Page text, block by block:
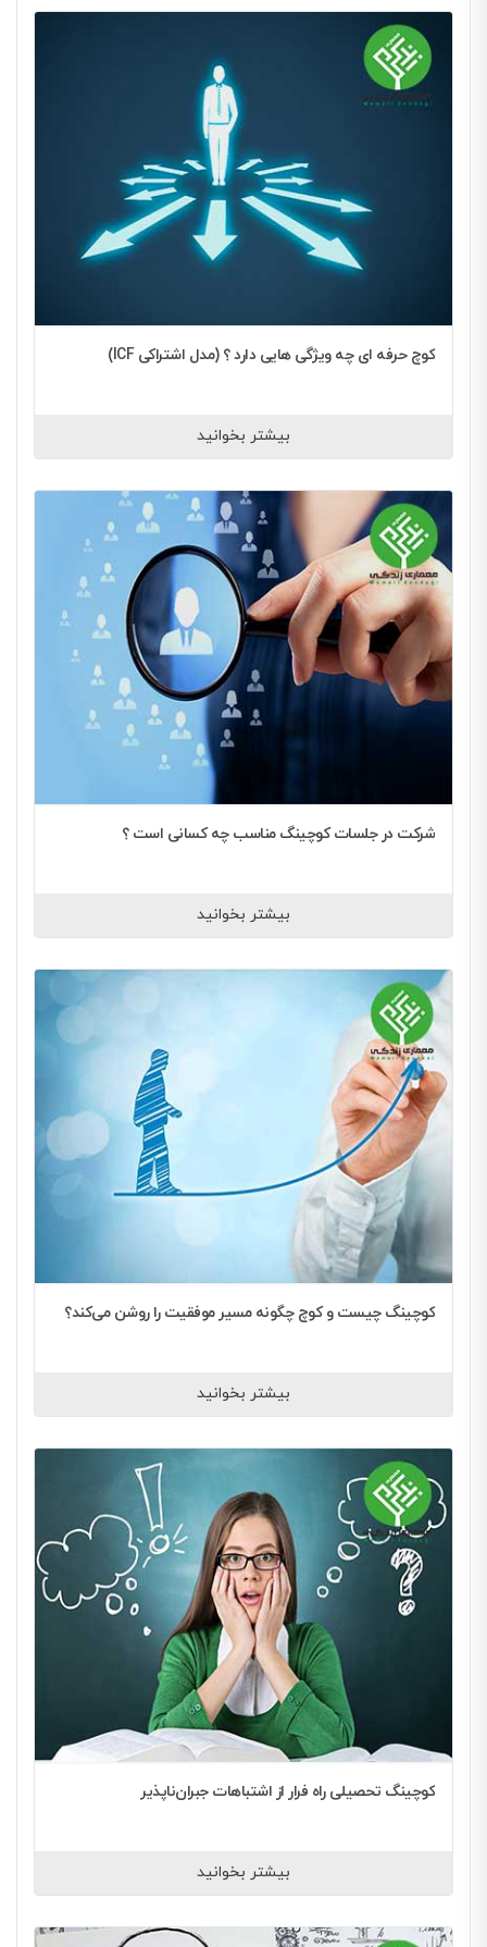
کوچ حرفه ای چه ویژگی هایی دارد ؟ (مدل اشتراکی ICF)
بیشتر بخوانید
شرکت در جلسات کوچینگ مناسب چه کسانی است ؟
بیشتر بخوانید
کوچینگ چیست و کوچ چگونه مسیر موفقیت را روشن می‌کند؟
بیشتر بخوانید
کوچینگ تحصیلی راه فرار از اشتباهات جبران‌ناپذیر
بیشتر بخوانید